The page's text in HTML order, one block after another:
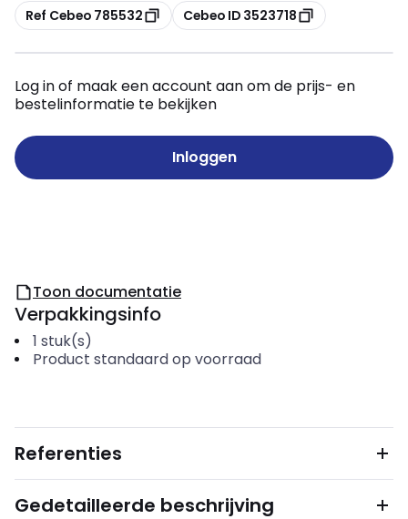
Kopiëren
Ref Cebeo 785532 Kopiëren
Cebeo ID 3523718
Log in of maak een account aan om de prijs- en
bestelinformatie te bekijken
Inloggen
Toon documentatie
Verpakkingsinfo
1 stuk(s)
Product standaard op voorraad
Referenties
Gedetailleerde beschrijving